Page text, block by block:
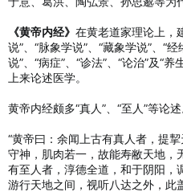
《黄帝内经》 在黄老道家理论上，
说”、“脉象学说”、“藏象学说”、“
说”、“病症”、“诊法”、“论治”及“
上来论述医学。
黄帝内经颇多“真人”、“至人”等论述
“黄帝曰：余闻上古有真人者，提
守神，肌肉若一，故能寿敝天地，
有至人者，淳德全道，和于阴阳，
游行天地之间，视听八达之外，此